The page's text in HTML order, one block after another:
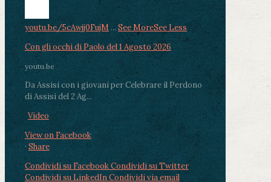
youtu.be/5cAwjj0FujM ... See MoreSee Less
Con gli occhi di Paolo del 1 Agosto 2026
youtu.be
Da Assisi con i giovani per Celebrare il Perdono
di Assisi del 2 Ag...
Video
View on Facebook
· Share
Condividi su FacebookCondividi su Twitter
Condividi su LinkedInCondividi via email